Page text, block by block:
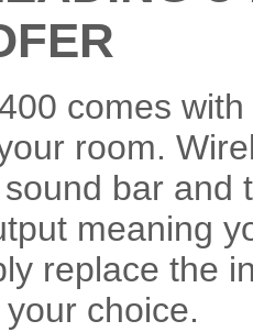
comes
room.
bar and
meaning
replace the
choice.